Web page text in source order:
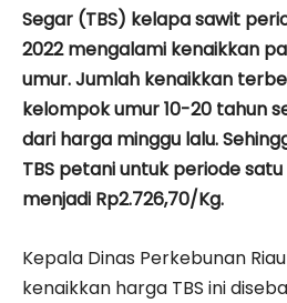
Segar (TBS) kelapa sawit
2022 mengalami kenaikkan
umur. Jumlah kenaikkan
kelompok umur 10-20 tahun
dari harga minggu lalu.
TBS petani untuk periode
menjadi Rp2.726,70/Kg.
Kepala Dinas Perkebunan
kenaikkan harga TBS ini